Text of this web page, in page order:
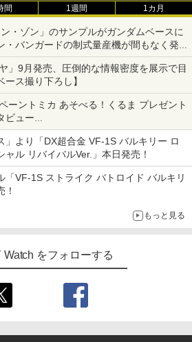
間 1週間 1カ月
・ゾン」のサンプルがガンダムベースに
・バンガードの制式量産機が間もなく発送
下ろし】
」9月発売、圧倒的な情報密度を展示で目
ス撮り下ろし】
ーントミカ あそべる！くるま プレゼント
ビュー
ぱ寿司ならではの体験とコラボの楽しさを
」より「DX超合金 VF-1S バルキリー ロ
ル リバイバルVer.」本日発売！
「VF-1S ストライク バトロイド バルキリ
！
もっと見る
Watch をフォローする